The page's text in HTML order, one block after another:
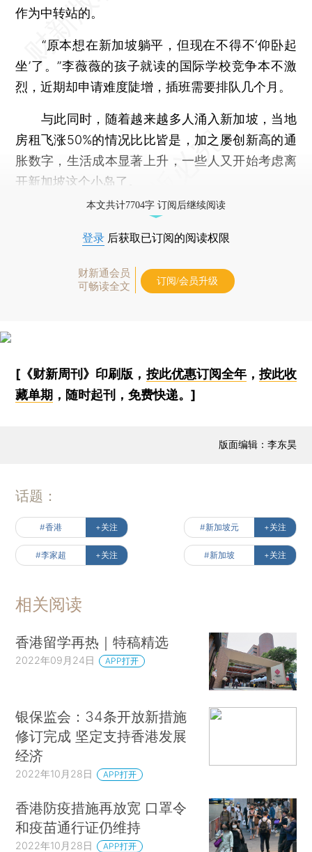
作为中转站的。
“原本想在新加坡躺平，但现在不得不‘仰卧起
坐’了。”李薇薇的孩子就读的国际学校竞争本不激
烈，近期却申请难度陡增，插班需要排队几个月。
与此同时，随着越来越多人涌入新加坡，当地
房租飞涨50%的情况比比皆是，加之屡创新高的通
胀数字，生活成本显著上升，一些人又开始考虑离
开新加坡这个小岛了。
本文共计7704字 订阅后继续阅读
登录 后获取已订阅的阅读权限
财新通会员
可畅读全文
订阅/会员升级
[《财新周刊》印刷版， 按此优惠订阅全年， 按此收
藏单期 ，随时起刊，免费快递。]
版面编辑：李东昊
话题：
#香港 +关注 #新加坡元 +关注
#李家超 +关注 #新加坡 +关注
相关阅读
香港留学再热｜特稿精选
2022年09月24日 APP打开
银保监会：34条开放新措施
修订完成 坚定支持香港发展
经济
2022年10月28日 APP打开
香港防疫措施再放宽 口罩令
和疫苗通行证仍维持
2022年10月28日 APP打开